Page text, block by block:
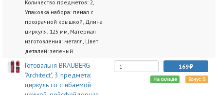
Количество предметов: 2,
Упаковка набора: пенал с
прозрачной крышкой, Длина
циркуля: 125 мм, Материал
изготовления: металл, Цвет
деталей: зеленый
Готовальня BRAUBERG
"Architect", 3 предмета:
циркуль со сгибаемой
169
На складе Бонус: 5